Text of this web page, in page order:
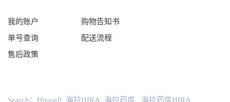
我的账户
单号查询
售后政策
购物告知书
配送流程
Search： Hirasell 海拉HIRA 海拉药房 海拉药房HIRA